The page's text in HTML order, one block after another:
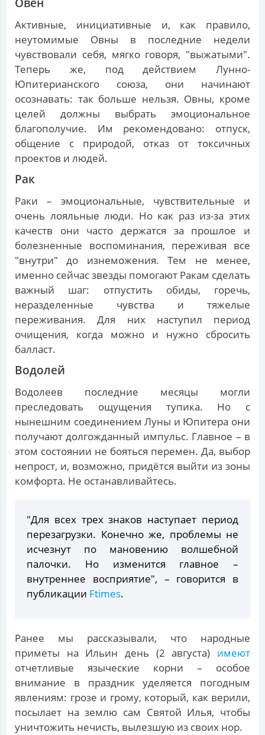
Овен
Активные, инициативные и, как правило,
неутомимые Овны в последние недели
чувствовали себя, мягко говоря, "выжатыми".
Теперь же, под действием Лунно-
Юпитерианского союза, они начинают
осознавать: так больше нельзя. Овны, кроме
целей должны выбрать эмоциональное
благополучие. Им рекомендовано: отпуск,
общение с природой, отказ от токсичных
проектов и людей.
Рак
Раки – эмоциональные, чувствительные и
очень лояльные люди. Но как раз из-за этих
качеств они часто держатся за прошлое и
болезненные воспоминания, переживая все
"внутри" до изнеможения. Тем не менее,
именно сейчас звезды помогают Ракам сделать
важный шаг: отпустить обиды, горечь,
неразделенные чувства и тяжелые
переживания. Для них наступил период
очищения, когда можно и нужно сбросить
балласт.
Водолей
Водолеев последние месяцы могли
преследовать ощущения тупика. Но с
нынешним соединением Луны и Юпитера они
получают долгожданный импульс. Главное – в
этом состоянии не бояться перемен. Да, выбор
непрост, и, возможно, придётся выйти из зоны
комфорта. Не останавливайтесь.
"Для всех трех знаков наступает период
перезагрузки. Конечно же, проблемы не
исчезнут по мановению волшебной
палочки. Но изменится главное –
внутреннее восприятие", – говорится в
публикации Ftimes.
Ранее мы рассказывали, что народные
приметы на Ильин день (2 августа) имеют
отчетливые языческие корни – особое
внимание в праздник уделяется погодным
явлениям: грозе и грому, который, как верили,
посылает на землю сам Святой Илья, чтобы
уничтожить нечисть, вылезшую из своих нор.